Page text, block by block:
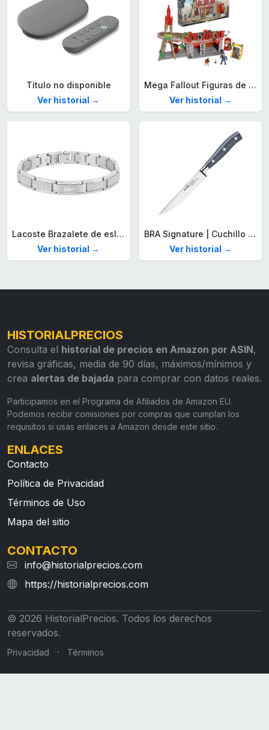
Título no disponible
Ver historial →
Mega Fallout Figuras de acción y Juguetes de construcción, Parada de Camiones Red Rocket con 824 Piezas, 2 Personajes articulados y Accesorios, para coleccionistas, HXT00
Ver historial →
Lacoste Brazalete de eslabón para Hombre Colección STENCIL de Acero inoxidable
Ver historial →
BRA Signature | Cuchillo tomatero 120 mm, Acero Inoxidable alemán forjado con Molibdeno Vanadio, Mango Remachado ABS, Diseño Ergonómico, Hoja 1,6 mm espesor
Ver historial →
HISTORIALPRECIOS
Consulta el historial de precios en Amazon por ASIN,
revisa gráficas, media de 90 días, máximos/mínimos y
crea alertas de bajada para comprar con datos reales.
Participamos en el Programa de Afiliados de Amazon EU.
Podemos recibir comisiones por compras que cumplan los
requisitos si usas enlaces a Amazon desde este sitio.
ENLACES
Contacto
Política de Privacidad
Términos de Uso
Mapa del sitio
CONTACTO
info@historialprecios.com
https://historialprecios.com
© 2026 HistorialPrecios. Todos los derechos
reservados.
Privacidad · Términos